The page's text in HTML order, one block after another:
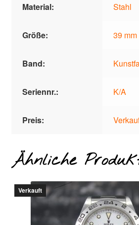
Material: Stahl
Größe: 39 mm
Band:
Seriennr.: K/A
Preis:
Ähnliche
Verkauft